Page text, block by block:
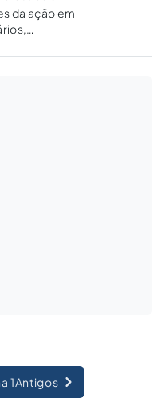
da ação em
1Antigos